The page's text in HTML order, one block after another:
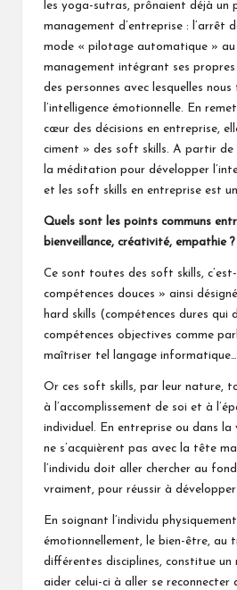
les yoga-sutras, prônaient déjà un
management d’entreprise : l’arrêt
mode « pilotage automatique » au
management intégrant ses
des personnes avec lesquelles nous
l’intelligence émotionnelle. En
cœur des décisions en entreprise,
ciment » des soft skills. A partir
la méditation pour développer
et les soft skills en entreprise est
Quels sont les points communs
bienveillance, créativité, empathie ?
Ce sont toutes des soft skills,
compétences douces » ainsi
hard skills (compétences dures qui
compétences objectives comme
maîtriser tel langage
Or ces soft skills, par leur nature,
à l’accomplissement de soi et à
individuel. En entreprise ou dans la
ne s’acquièrent pas avec la tête
l’individu doit aller chercher au
vraiment, pour réussir à
En soignant l’individu
émotionnellement, le bien-être, au
différentes disciplines, constitue un
aider celui-ci à aller se reconnecter